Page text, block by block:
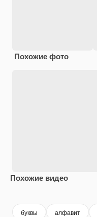
Похожие фото
Похожие видео
буквы алфавит